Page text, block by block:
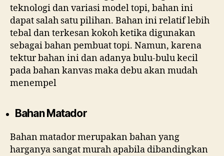
teknologi dan variasi model topi, bahan ini
dapat salah satu pilihan. Bahan ini relatif lebih
tebal dan terkesan kokoh ketika digunakan
sebagai bahan pembuat topi. Namun, karena
tektur bahan ini dan adanya bulu-bulu kecil
pada bahan kanvas maka debu akan mudah
menempel
Bahan Matador
Bahan matador merupakan bahan yang
harganya sangat murah apabila dibandingkan